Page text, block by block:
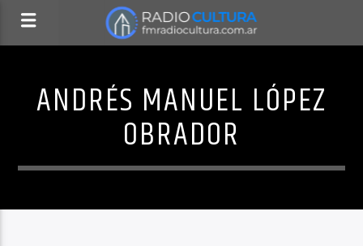
ANDRÉS MANUEL LÓPEZ
OBRADOR